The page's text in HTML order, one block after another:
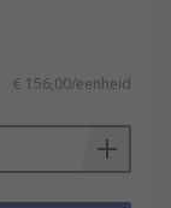
€ 156,00/eenheid